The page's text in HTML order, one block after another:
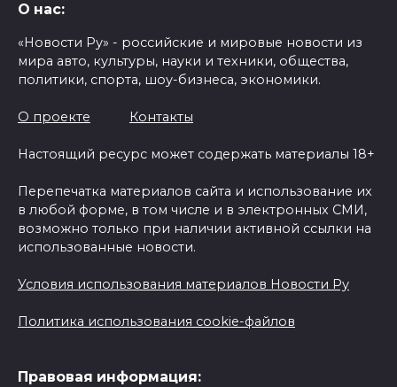
О нас:
«Новости Ру» - российские и мировые новости из
мира авто, культуры, науки и техники, общества,
политики, спорта, шоу-бизнеса, экономики.
О проекте Контакты
Настоящий ресурс может содержать материалы 18+
Перепечатка материалов сайта и использование их
в любой форме, в том числе и в электронных СМИ,
возможно только при наличии активной ссылки на
использованные новости.
Условия использования материалов Новости Ру
Политика использования cookie-файлов
Правовая информация: